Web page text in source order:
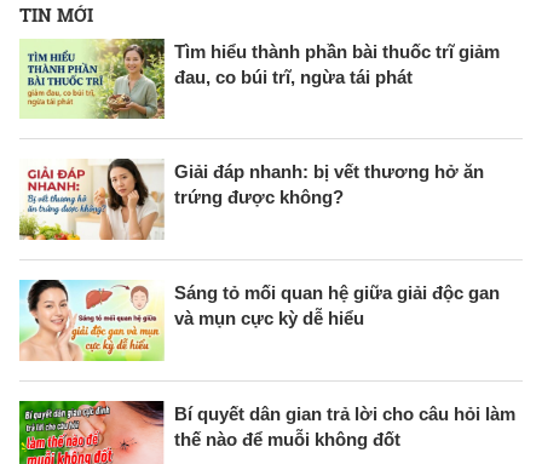
TIN MỚI
Tìm hiểu thành phần bài thuốc trĩ giảm
đau, co búi trĩ, ngừa tái phát
Giải đáp nhanh: bị vết thương hở ăn
trứng được không?
Sáng tỏ mối quan hệ giữa giải độc gan
và mụn cực kỳ dễ hiểu
Bí quyết dân gian trả lời cho câu hỏi làm
thế nào để muỗi không đốt